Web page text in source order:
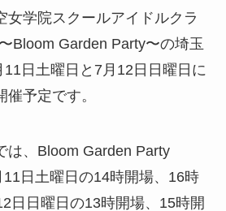
女学院スクールアイドルクラ
Bloom Garden Party〜の埼玉
日土曜日と7月12日日曜日に
予定です。
は、Bloom Garden Party
日土曜日の14時開場、16時
日日曜日の13時開場、15時開